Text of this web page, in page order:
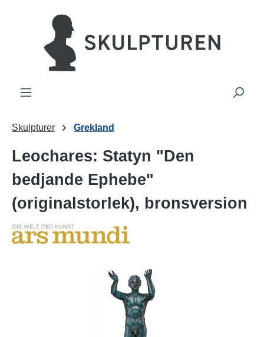
Skulpturer Grekland
Leochares: Statyn "Den
bedjande Ephebe"
(originalstorlek), bronsversion